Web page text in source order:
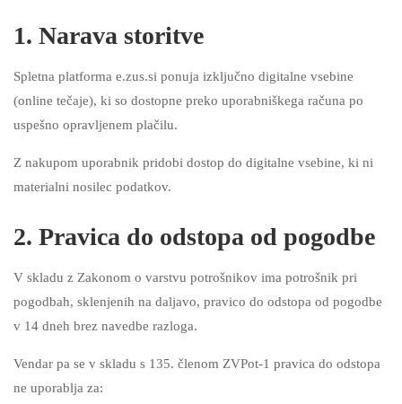
1. Narava storitve
Spletna platforma e.zus.si ponuja izključno digitalne vsebine
(online tečaje), ki so dostopne preko uporabniškega računa po
uspešno opravljenem plačilu.
Z nakupom uporabnik pridobi dostop do digitalne vsebine, ki ni
materialni nosilec podatkov.
2. Pravica do odstopa od pogodbe
V skladu z Zakonom o varstvu potrošnikov ima potrošnik pri
pogodbah, sklenjenih na daljavo, pravico do odstopa od pogodbe
v 14 dneh brez navedbe razloga.
Vendar pa se v skladu s 135. členom ZVPot-1 pravica do odstopa
ne uporablja za: